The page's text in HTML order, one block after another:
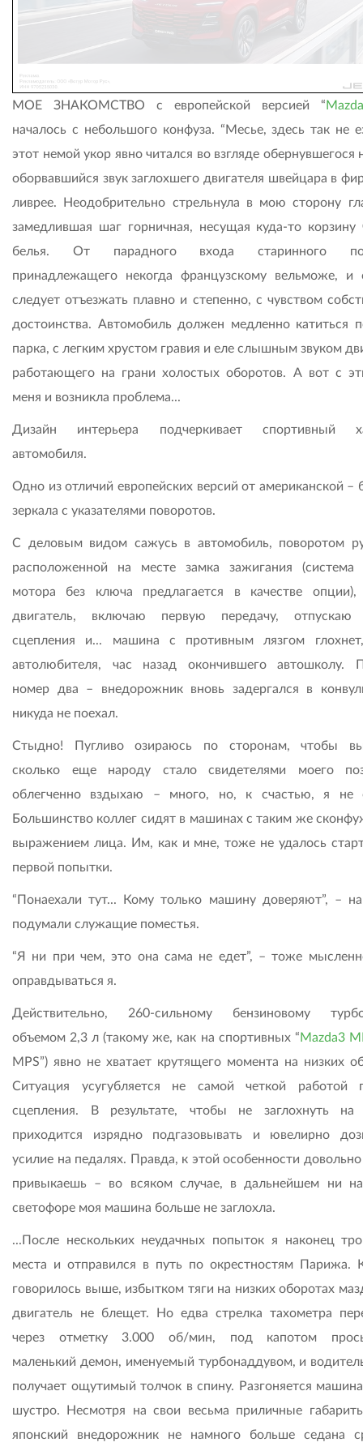
МОЕ ЗНАКОМСТВО с европейской версией “
началось с небольшого конфуза. “Месье, здесь так не
этот немой укор явно читался во взгляде обернувшегося
оборвавшийся звук заглохшего двигателя швейцара в
ливрее. Неодобрительно стрельнула в мою сторону
замедлившая шаг горничная, несущая куда-то корзину
белья. От парадного входа старинного
принадлежащего некогда французскому вельможе, и
следует отъезжать плавно и степенно, с чувством
достоинства. Автомобиль должен медленно катиться
парка, с легким хрустом гравия и еле слышным звуком
работающего на грани холостых оборотов. А вот с
меня и возникла проблема...
Дизайн интерьера подчеркивает спортивный
автомобиля.
Одно из отличий европейских версий от американской –
зеркала с указателями поворотов.
С деловым видом сажусь в автомобиль, поворотом
расположенной на месте замка зажигания (система
мотора без ключа предлагается в качестве опции),
двигатель, включаю первую передачу, отпускаю
сцепления и... машина с противным лязгом
автолюбителя, час назад окончившего автошколу.
номер два – внедорожник вновь задергался в
никуда не поехал.
Стыдно! Пугливо озираюсь по сторонам, чтобы
сколько еще народу стало свидетелями моего
облегченно вздыхаю – много, но, к счастью, я не
Большинство коллег сидят в машинах с таким же
выражением лица. Им, как и мне, тоже не удалось
первой попытки.
“Понаехали тут... Кому только машину доверяют”, –
подумали служащие поместья.
“Я ни при чем, это она сама не едет”, – тоже
оправдываться я.
Действительно, 260-сильному бензиновому
объемом 2,3 л (такому же, как на спортивных “Mazda3
MPS”) явно не хватает крутящего момента на низких
Ситуация усугубляется не самой четкой работой
сцепления. В результате, чтобы не заглохнуть на
приходится изрядно подгазовывать и ювелирно
усилие на педалях. Правда, к этой особенности
привыкаешь – во всяком случае, в дальнейшем ни
светофоре моя машина больше не заглохла.
...После нескольких неудачных попыток я наконец
места и отправился в путь по окрестностям Парижа.
говорилось выше, избытком тяги на низких оборотах
двигатель не блещет. Но едва стрелка тахометра
через отметку 3.000 об/мин, под капотом
маленький демон, именуемый турбонаддувом, и
получает ощутимый толчок в спину. Разгоняется
шустро. Несмотря на свои весьма приличные
японский внедорожник не намного больше седана